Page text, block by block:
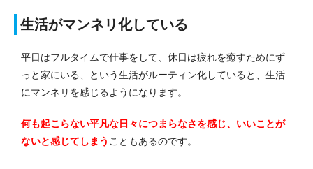
生活がマンネリ化している
平日はフルタイムで仕事をして、休日は疲れを癒すためにず
っと家にいる、という生活がルーティン化していると、生活
にマンネリを感じるようになります。
何も起こらない平凡な日々につまらなさを感じ、いいことが
ないと感じてしまう こともあるのです。